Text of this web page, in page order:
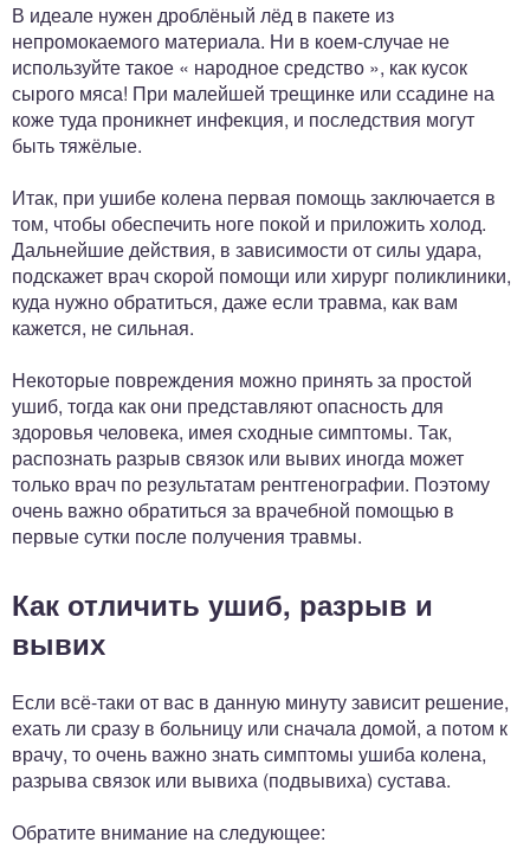
В идеале нужен дроблёный лёд в пакете из
непромокаемого материала. Ни в коем-случае не
используйте такое « народное средство », как кусок
сырого мяса! При малейшей трещинке или ссадине на
коже туда проникнет инфекция, и последствия могут
быть тяжёлые.
Итак, при ушибе колена первая помощь заключается в
том, чтобы обеспечить ноге покой и приложить холод.
Дальнейшие действия, в зависимости от силы удара,
подскажет врач скорой помощи или хирург поликлиники,
куда нужно обратиться, даже если травма, как вам
кажется, не сильная.
Некоторые повреждения можно принять за простой
ушиб, тогда как они представляют опасность для
здоровья человека, имея сходные симптомы. Так,
распознать разрыв связок или вывих иногда может
только врач по результатам рентгенографии. Поэтому
очень важно обратиться за врачебной помощью в
первые сутки после получения травмы.
Как отличить ушиб, разрыв и
вывих
Если всё-таки от вас в данную минуту зависит решение,
ехать ли сразу в больницу или сначала домой, а потом к
врачу, то очень важно знать симптомы ушиба колена,
разрыва связок или вывиха (подвывиха) сустава.
Обратите внимание на следующее: